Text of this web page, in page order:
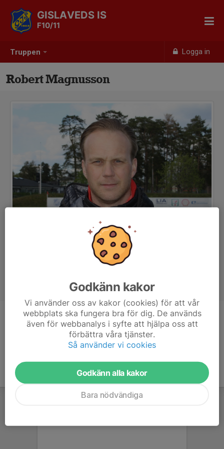
Truppen Logga in
GISLAVEDS IS
F10/11
Robert Magnusson
Ledare/sisu
Godkänn kakor
Vi använder oss av kakor (cookies) för att vår
webbplats ska fungera bra för dig. De används
även för webbanalys i syfte att hjälpa oss att
förbättra våra tjänster.
Så använder vi cookies
Godkänn alla kakor
Bara nödvändiga